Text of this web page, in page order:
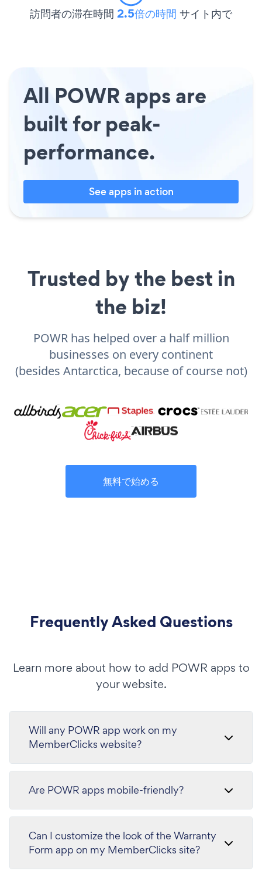
訪問者の滞在時間 2.5倍の時間 サイト内で
All POWR apps are
built for peak-
performance.
See apps in action
Trusted by the best in
the biz!
POWR has helped over a half million
businesses on every continent
(besides Antarctica, because of course not)
無料で始める
Frequently Asked Questions
Learn more about how to add POWR apps to
your website.
Will any POWR app work on my
MemberClicks website?
Are POWR apps mobile-friendly?
Can I customize the look of the Warranty
Form app on my MemberClicks site?